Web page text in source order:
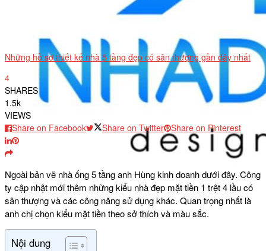
Những hồ sơ thiết kế nhà 5 tầng đẹp có sân thượng gần đây nhất
4
SHARES
1.5k
VIEWS
Share on Facebook
Share on Twitter Share on Pinterest
Ngoài bản vẽ nhà ống 5 tầng anh Hùng kinh doanh dưới đây. Công
ty cập nhật mới thêm những kiểu nhà đẹp mặt tiền 1 trệt 4 lầu có
sân thượng và các công năng sử dụng khác. Quan trọng nhất là
anh chị chọn kiểu mặt tiền theo sở thích và màu sắc.
Nội dung